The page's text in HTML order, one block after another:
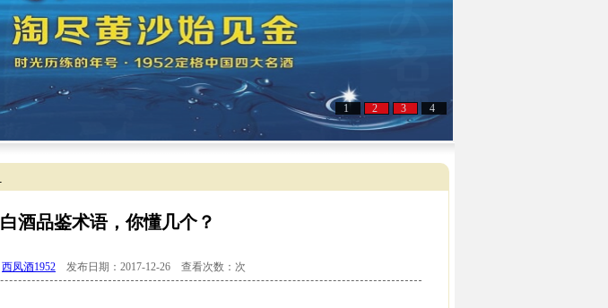
1 2 3 4
白酒品鉴术语，你懂几个？
西凤酒1952 发布日期：2017-12-26 查看次数： 次